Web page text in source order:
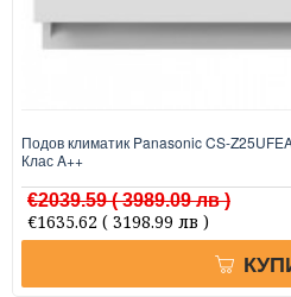
Подов климатик Panasonic CS-
Клас A++
€2039.59( 3989.09 лв )
€1635.62 ( 3198.99 лв )